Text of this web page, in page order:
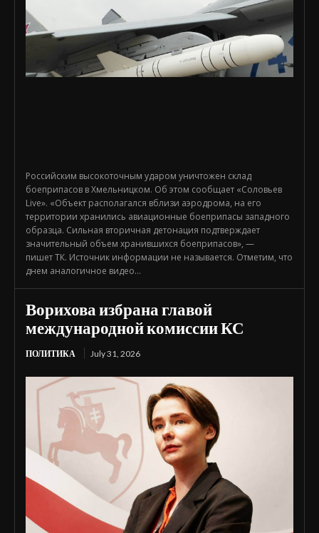
Российским высокоточным ударом уничтожен склад
боеприпасов в Хмельницком. Об этом сообщает «Соловьев
Live». «Объект располагался вблизи аэродрома, на его
территории хранились авиационные боеприпасы западного
образца. Сильная вторичная детонация подтверждает
значительный объем хранившихся боеприпасов», —
пишет ТК. Источник информации не называется. Отметим, что
днем аналогичное видео...
Ворихова избрана главой
международной комиссии КС
ПОЛИТИКА July 31, 2026